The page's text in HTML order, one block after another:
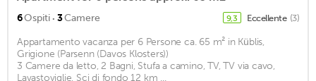
6Ospiti · 3Camere 9,3 Eccellente (3)
Appartamento vacanza per 6 Persone ca. 65 m² in Küblis,
Grigione (Parsenn (Davos Klosters))
3 Camere da letto, 2 Bagni, Stufa a camino, TV, TV via cavo,
Lavastoviglie, Sci di fondo 12 km ...